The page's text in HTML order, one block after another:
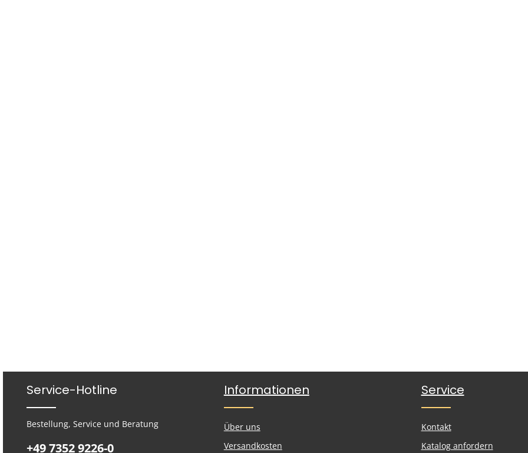
Service-Hotline
Bestellung, Service und Beratung
+49 7352 9226-0
Informationen
Über uns
Versandkosten
Service
Kontakt
Katalog anfordern